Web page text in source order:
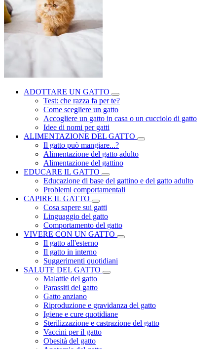
ADOTTARE UN GATTO
Test: che razza fa per te?
Come scegliere un gatto
Accogliere un gatto in casa o un cucciolo di gatto
Idee di nomi per gatti
ALIMENTAZIONE DEL GATTO
Il gatto può mangiare...?
Alimentazione del gatto adulto
Alimentazione del gattino
EDUCARE IL GATTO
Educazione di base del gattino e del gatto adulto
Problemi comportamentali
CAPIRE IL GATTO
Cosa sapere sui gatti
Linguaggio del gatto
Comportamento del gatto
VIVERE CON UN GATTO
Il gatto all'esterno
Il gatto in interno
Suggerimenti quotidiani
SALUTE DEL GATTO
Malattie del gatto
Parassiti del gatto
Gatto anziano
Riproduzione e gravidanza del gatto
Igiene e cure quotidiane
Sterilizzazione e castrazione del gatto
Vaccini per il gatto
Obesità del gatto